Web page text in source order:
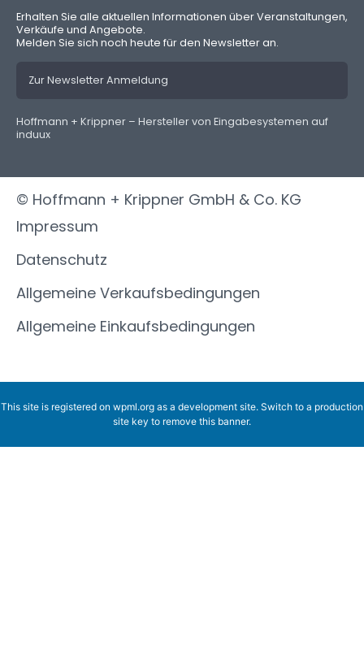
Erhalten Sie alle aktuellen Informationen über Veranstaltungen,
Verkäufe und Angebote.
Melden Sie sich noch heute für den Newsletter an.
Zur Newsletter Anmeldung
Hoffmann + Krippner – Hersteller von Eingabesystemen auf
induux
© Hoffmann + Krippner GmbH & Co. KG
Impressum
Datenschutz
Allgemeine Verkaufsbedingungen
Allgemeine Einkaufsbedingungen
This site is registered on wpml.org as a development site. Switch to a production
site key to remove this banner.